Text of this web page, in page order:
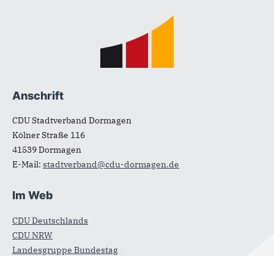
Anschrift
CDU Stadtverband Dormagen
Kölner Straße 116
41539Dormagen
E-Mail: stadtverband@cdu-dormagen.de
Im Web
CDU Deutschlands
CDU NRW
Landesgruppe Bundestag